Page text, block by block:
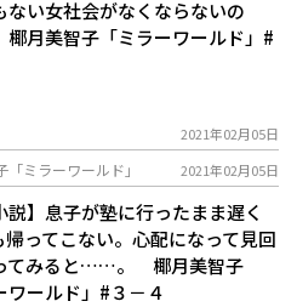
ない女社会がなくならないの
月美智子「ミラーワールド」#
2021年02月05日
「ミラーワールド」 2021年02月05日
説】息子が塾に行ったまま遅く
帰ってこない。心配になって見回
てみると……。 椰月美智子
ワールド」#３－４